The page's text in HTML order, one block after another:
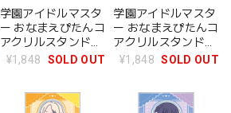
学園アイドルマスタ
ー おなまえぴたんコ
アクリルスタンド
G：倉本千奈
¥1,848 SOLD OUT
学園アイドルマスタ
ー おなまえぴたんコ
アクリルスタンド
H：紫雲清夏
¥1,848 SOLD OUT